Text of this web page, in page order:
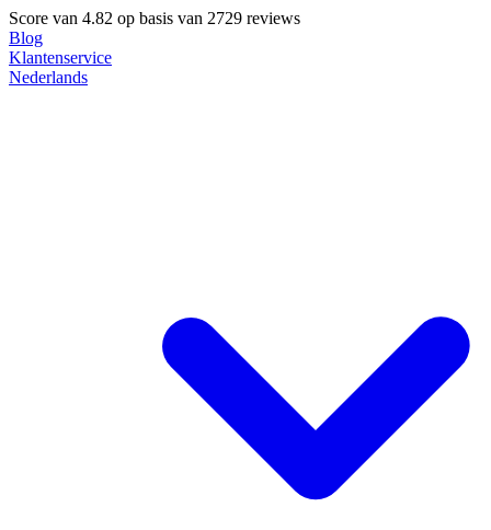
Score van 4.82 op basis van 2729 reviews
Blog
Klantenservice
Nederlands